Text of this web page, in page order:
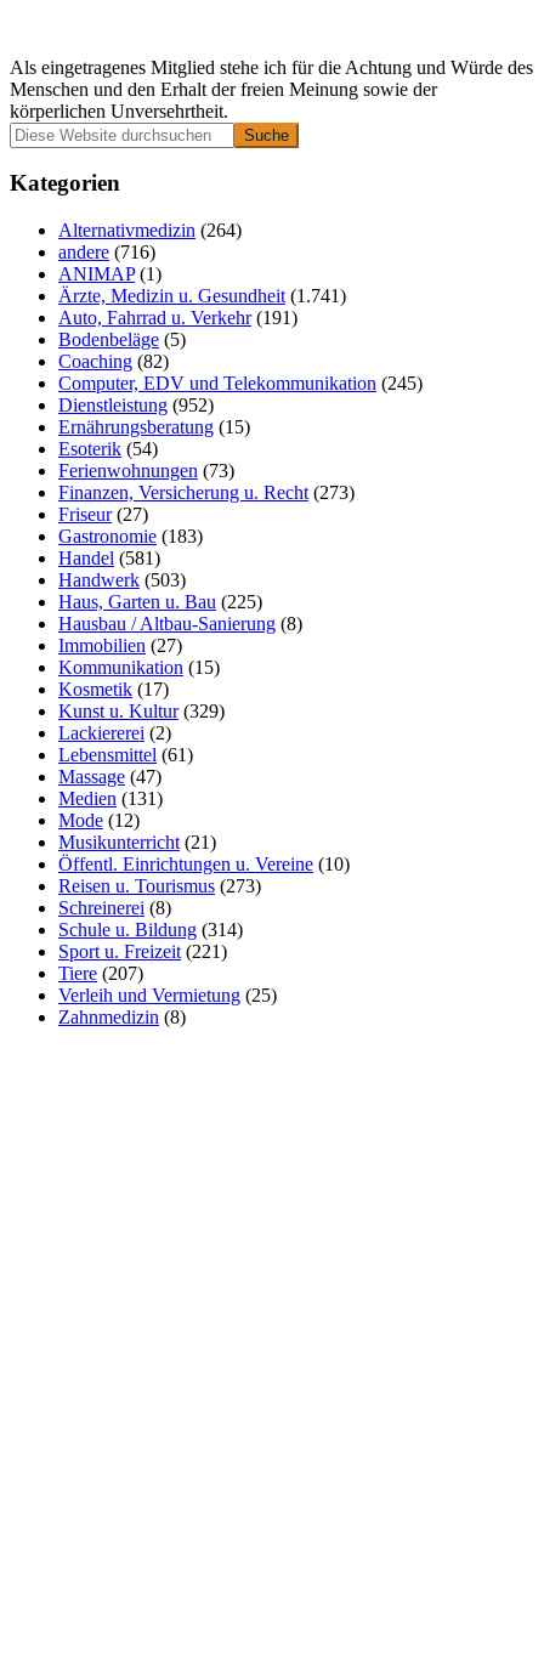
Als eingetragenes Mitglied stehe ich für die Achtung und Würde des
Menschen und den Erhalt der freien Meinung sowie der
körperlichen Unversehrtheit.
Primäre
Seitenleiste
Diese
Website
durchsuchen
Kategorien
Alternativmedizin (264)
andere (716)
ANIMAP(1)
Ärzte, Medizin u. Gesundheit (1.741)
Auto, Fahrrad u. Verkehr(191)
Bodenbeläge (5)
Coaching (82)
Computer, EDV und Telekommunikation (245)
Dienstleistung (952)
Ernährungsberatung (15)
Esoterik (54)
Ferienwohnungen (73)
Finanzen, Versicherung u. Recht (273)
Friseur(27)
Gastronomie (183)
Handel (581)
Handwerk (503)
Haus, Garten u. Bau (225)
Hausbau / Altbau-Sanierung (8)
Immobilien (27)
Kommunikation (15)
Kosmetik (17)
Kunst u. Kultur(329)
Lackiererei (2)
Lebensmittel (61)
Massage (47)
Medien (131)
Mode (12)
Musikunterricht (21)
Öffentl. Einrichtungen u. Vereine (10)
Reisen u. Tourismus (273)
Schreinerei (8)
Schule u. Bildung (314)
Sport u. Freizeit (221)
Tiere (207)
Verleih und Vermietung (25)
Zahnmedizin (8)